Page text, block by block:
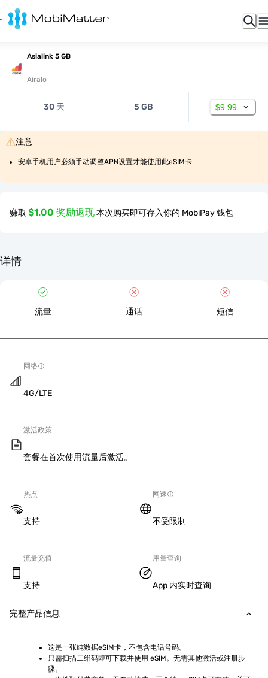
Asialink 5 GB
Airalo
30 天 5 GB $9.99
注意
安卓手机用户必须手动调整APN设置才能使用此eSIM卡
赚取 $1.00 奖励返现本次购买即可存入你的 MobiPay 钱包
详情
流量 通话 短信
网络
4G/LTE
激活政策
套餐在首次使用流量后激活。
热点
支持
网速
不受限制
流量充值
支持
用量查询
App 内实时查询
完整产品信息
这是一张纯数据eSIM卡，不包含电话号码。
只需扫描二维码即可下载并使用 eSIM。无需其他激活或注册步
骤。